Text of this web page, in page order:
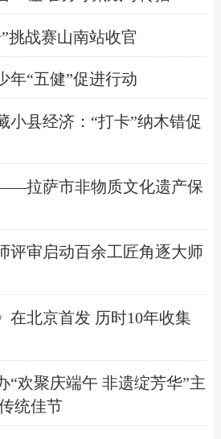
挑战赛山南站收官
年“五健”促进行动
小县经济：“打卡”纳木错促
拉萨市非物质文化遗产保
评审启动百余工匠角逐大师
在北京首发 历时10年收集
“欢聚庆端午 非遗绽芳华”主
统佳节